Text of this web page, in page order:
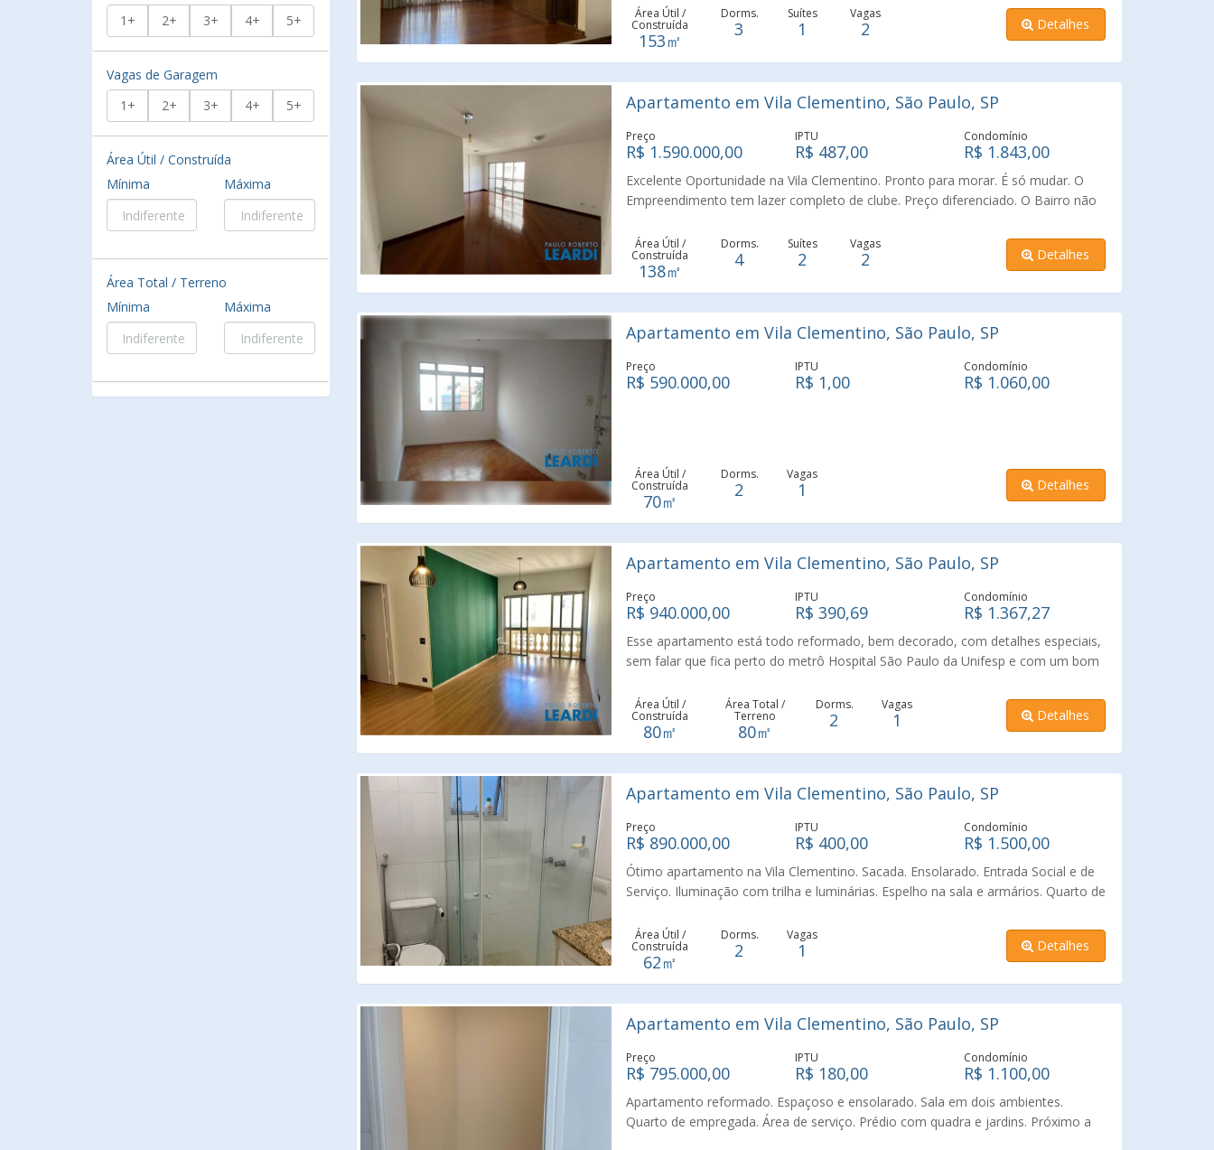
1+
2+ 3+ 4+ 5+
Vagas de Garagem
1+
2+ 3+ 4+ 5+
Área Útil / Construída
Mínima
Máxima
Área Total / Terreno
Mínima
Máxima
financiamento.
Área Útil /
Construída
153㎡
Dorms.
3
Suítes
1
Vagas
2 Detalhes
Apartamento em Vila Clementino, São Paulo, SP
Preço
R$ 1.590.000,00
IPTU
R$ 487,00
Condomínio
R$ 1.843,00
Excelente Oportunidade na Vila Clementino. Pronto para morar. É só mudar. O
Empreendimento tem lazer completo de clube. Preço diferenciado. O Bairro não
Área Útil /
Construída
138㎡
Dorms.
4
Suítes
2
Vagas
2 Detalhes
Apartamento em Vila Clementino, São Paulo, SP
Preço
R$ 590.000,00
IPTU
R$ 1,00
Condomínio
R$ 1.060,00
Área Útil /
Construída
70㎡
Dorms.
2
Vagas
1 Detalhes
Apartamento em Vila Clementino, São Paulo, SP
Preço
R$ 940.000,00
IPTU
R$ 390,69
Condomínio
R$ 1.367,27
Esse apartamento está todo reformado, bem decorado, com detalhes especiais,
sem falar que fica perto do metrô Hospital São Paulo da Unifesp e com um bom
Área Útil /
Construída
80㎡
Área Total /
Terreno
80㎡
Dorms.
2
Vagas
1 Detalhes
Apartamento em Vila Clementino, São Paulo, SP
Preço
R$ 890.000,00
IPTU
R$ 400,00
Condomínio
R$ 1.500,00
Ótimo apartamento na Vila Clementino. Sacada. Ensolarado. Entrada Social e de
Serviço. Iluminação com trilha e luminárias. Espelho na sala e armários. Quarto de
novos. Prédio com lazer completo. Vale a pena uma visita.
Área Útil /
Construída
62㎡
Dorms.
2
Vagas
1 Detalhes
Apartamento em Vila Clementino, São Paulo, SP
Preço
R$ 795.000,00
IPTU
R$ 180,00
Condomínio
R$ 1.100,00
Apartamento reformado. Espaçoso e ensolarado. Sala em dois ambientes.
Quarto de empregada. Área de serviço. Prédio com quadra e jardins. Próximo a